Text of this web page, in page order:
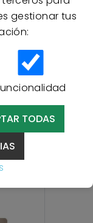
gestionar tus
TODAS
-